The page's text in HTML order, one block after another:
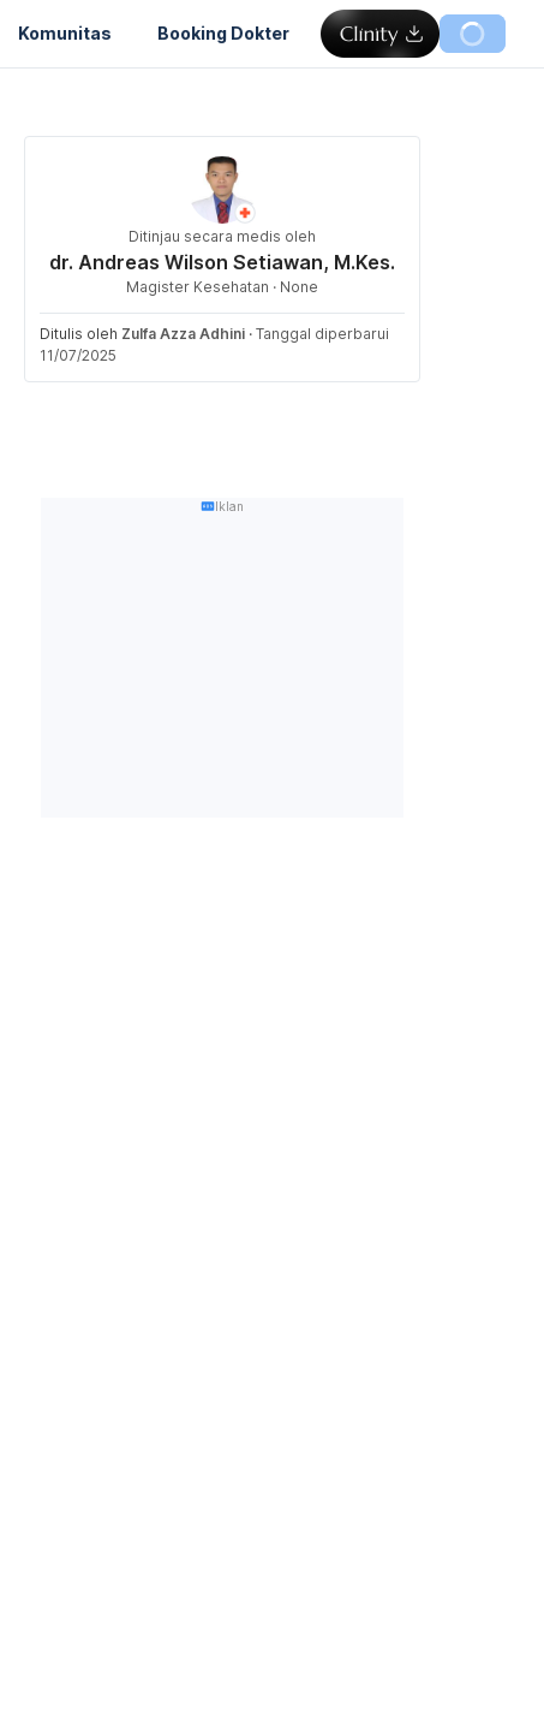
Komunitas Booking Dokter
Ditinjau secara medis oleh
dr. Andreas Wilson Setiawan, M.Kes.
Magister Kesehatan · None
Ditulis oleh Zulfa Azza Adhini · Tanggal diperbarui
11/07/2025
Iklan